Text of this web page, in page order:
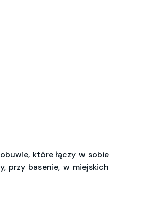
które łączy w sobie
przy basenie, w miejskich